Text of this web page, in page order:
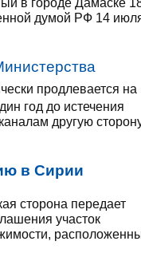
в городе Дамаске
думой РФ 14
продлевается на
год до истечения
другую
в Сирии
сторона передает
участок